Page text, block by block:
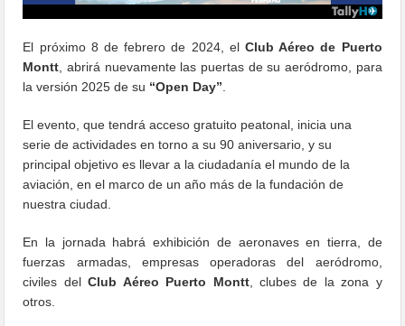
El próximo 8 de febrero de 2024, el Club Aéreo de Puerto
Montt , abrirá nuevamente las puertas de su aeródromo, para
la versión 2025 de su “Open Day”
El evento, que tendrá acceso gratuito peatonal, inicia una
serie de actividades en torno a su 90 aniversario, y su
principal objetivo es llevar a la ciudadanía el mundo de la
aviación, en el marco de un año más de la fundación de
nuestra ciudad.
En la jornada habrá exhibición de aeronaves en tierra, de
fuerzas armadas, empresas operadoras del aeródromo,
civiles delClub Aéreo Puerto Montt, clubes de la zona y
otros.